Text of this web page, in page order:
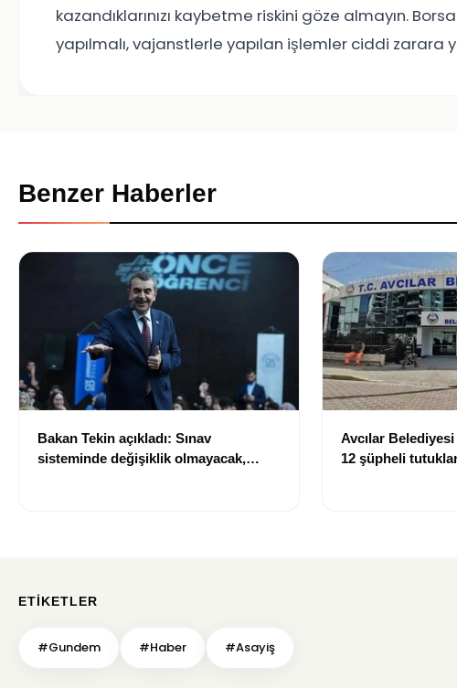
kazandıklarınızı kaybetme riskini göze almayın.
yapılmalı, vajanstlerle yapılan işlemler ciddi zarara
Benzer Haberler
Bakan Tekin açıkladı: Sınav
sisteminde değişiklik olmayacak,
Avcılar
12 şüpheli
ETIKETLER
#Gundem #Haber #Asayiş